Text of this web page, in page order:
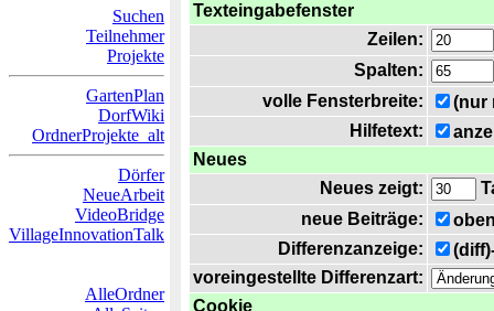
Suchen
Teilnehmer
Projekte
GartenPlan
DorfWiki
OrdnerProjekte_alt
Dörfer
NeueArbeit
VideoBridge
VillageInnovationTalk
AlleOrdner
Texteingabefenster
Zeilen:
Spalten:
volle Fensterbreite:
(nur
Hilfetext:
Neues
Neues zeigt:
neue Beiträge:
Differenzanzeige:
voreingestellte Differenzart:
Cookie